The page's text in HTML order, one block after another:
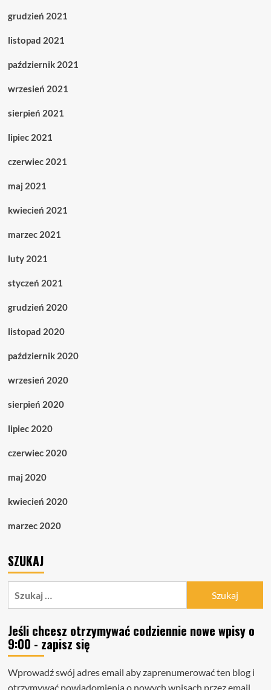
grudzień 2021
listopad 2021
październik 2021
wrzesień 2021
sierpień 2021
lipiec 2021
czerwiec 2021
maj 2021
kwiecień 2021
marzec 2021
luty 2021
styczeń 2021
grudzień 2020
listopad 2020
październik 2020
wrzesień 2020
sierpień 2020
lipiec 2020
czerwiec 2020
maj 2020
kwiecień 2020
marzec 2020
SZUKAJ
Jeśli chcesz otrzymywać codziennie nowe wpisy o
9:00 - zapisz się
Wprowadź swój adres email aby zaprenumerować ten blog i
otrzymywać powiadomienia o nowych wpisach przez email.